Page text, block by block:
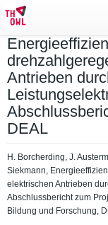
Antrieben
DEAL
H. Borcherding, J.
Siekmann,
elektrischen Antrieben
Abschlussbericht zum
Bildung und Forschung,